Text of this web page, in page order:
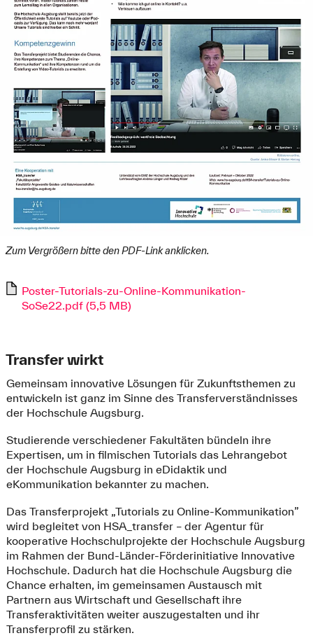
Zum Vergrößern bitte den PDF-Link anklicken.
Poster-Tutorials-zu-Online-Kommunikation-
SoSe22.pdf (5,5 MB)
Transfer wirkt
Gemeinsam innovative Lösungen für Zukunftsthemen zu
entwickeln ist ganz im Sinne des Transferverständnisses
der Hochschule Augsburg.
Studierende verschiedener Fakultäten bündeln ihre
Expertisen, um in filmischen Tutorials das Lehrangebot
der Hochschule Augsburg in eDidaktik und
eKommunikation bekannter zu machen.
Das Transferprojekt „Tutorials zu Online-Kommunikation”
wird begleitet von HSA_transfer – der Agentur für
kooperative Hochschulprojekte der Hochschule Augsburg
im Rahmen der Bund-Länder-Förderinitiative Innovative
Hochschule. Dadurch hat die Hochschule Augsburg die
Chance erhalten, im gemeinsamen Austausch mit
Partnern aus Wirtschaft und Gesellschaft ihre
Transferaktivitäten weiter auszugestalten und ihr
Transferprofil zu stärken.